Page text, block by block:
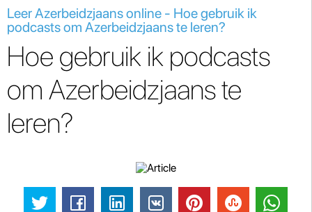
Leer Azerbeidzjaans online - Hoe gebruik ik
podcasts om Azerbeidzjaans te leren?
Hoe gebruik ik podcasts
om Azerbeidzjaans te
leren?